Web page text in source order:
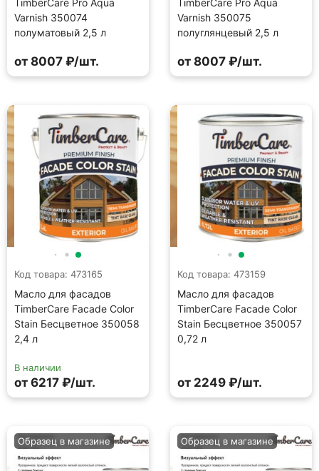
TimberCare Pro Aqua
Varnish 350074
полуматовый 2,5 л
от 8007 ₽/шт.
TimberCare Pro Aqua
Varnish 350075
полуглянцевый 2,5 л
от 8007 ₽/шт.
Код товара: 473165
Масло для фасадов
TimberCare Facade Color
Stain Бесцветное 350058
2,4 л
В наличии
от 6217 ₽/шт.
Код товара: 473159
Масло для фасадов
TimberCare Facade Color
Stain Бесцветное 350057
0,72 л
от 2249 ₽/шт.
Образец в магазине Образец в магазине